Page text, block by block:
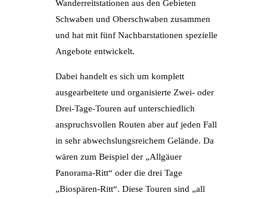
Wanderreitstationen aus den Gebieten
Schwaben und Oberschwaben zusammen
und hat mit fünf Nachbarstationen spezielle
Angebote entwickelt.
Dabei handelt es sich um komplett
ausgearbeitete und organisierte Zwei- oder
Drei-Tage-Touren auf unterschiedlich
anspruchsvollen Routen aber auf jeden Fall
in sehr abwechslungsreichem Gelände. Da
wären zum Beispiel der „Allgäuer
Panorama-Ritt“ oder die drei Tage
„Biospären-Ritt“. Diese Touren sind „all